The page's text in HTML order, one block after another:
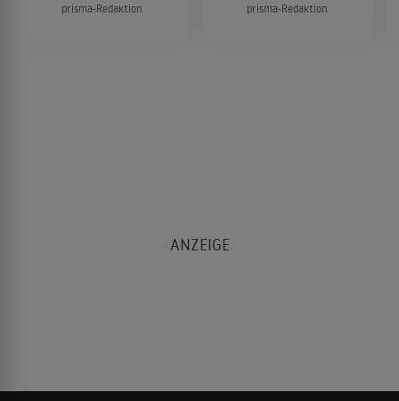
prisma-Redaktion prisma-Redaktion